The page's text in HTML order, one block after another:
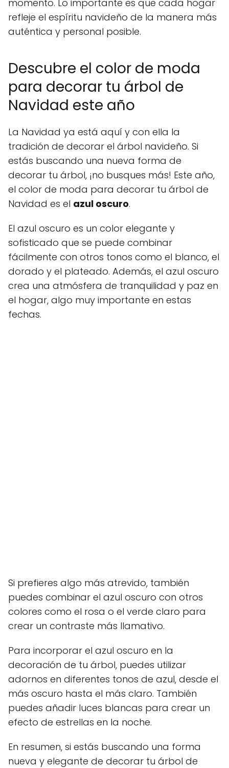
momento. Lo importante es que cada hogar
refleje el espíritu navideño de la manera más
auténtica y personal posible.
Descubre el color de moda
para decorar tu árbol de
Navidad este año
La Navidad ya está aquí y con ella la
tradición de decorar el árbol navideño. Si
estás buscando una nueva forma de
decorar tu árbol, ¡no busques más! Este año,
el color de moda para decorar tu árbol de
Navidad es el azul oscuro.
El azul oscuro es un color elegante y
sofisticado que se puede combinar
fácilmente con otros tonos como el blanco, el
dorado y el plateado. Además, el azul oscuro
crea una atmósfera de tranquilidad y paz en
el hogar, algo muy importante en estas
fechas.
Si prefieres algo más atrevido, también
puedes combinar el azul oscuro con otros
colores como el rosa o el verde claro para
crear un contraste más llamativo.
Para incorporar el azul oscuro en la
decoración de tu árbol, puedes utilizar
adornos en diferentes tonos de azul, desde el
más oscuro hasta el más claro. También
puedes añadir luces blancas para crear un
efecto de estrellas en la noche.
En resumen, si estás buscando una forma
nueva y elegante de decorar tu árbol de